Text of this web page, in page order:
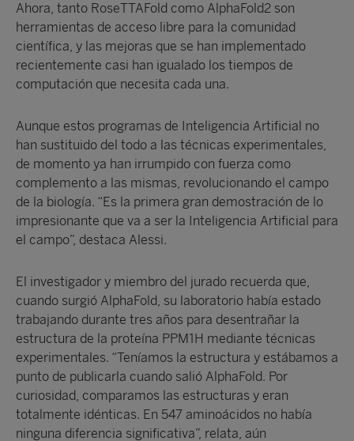
Ahora, tanto RoseTTAFold como AlphaFold2 son
herramientas de acceso libre para la comunidad
científica, y las mejoras que se han implementado
recientemente casi han igualado los tiempos de
computación que necesita cada una.
Aunque estos programas de Inteligencia Artificial no
han sustituido del todo a las técnicas experimentales,
de momento ya han irrumpido con fuerza como
complemento a las mismas, revolucionando el campo
de la biología. “Es la primera gran demostración de lo
impresionante que va a ser la Inteligencia Artificial para
el campo”, destaca Alessi.
El investigador y miembro del jurado recuerda que,
cuando surgió AlphaFold, su laboratorio había estado
trabajando durante tres años para desentrañar la
estructura de la proteína PPM1H mediante técnicas
experimentales. “Teníamos la estructura y estábamos a
punto de publicarla cuando salió AlphaFold. Por
curiosidad, comparamos las estructuras y eran
totalmente idénticas. En 547 aminoácidos no había
ninguna diferencia significativa”, relata, aún